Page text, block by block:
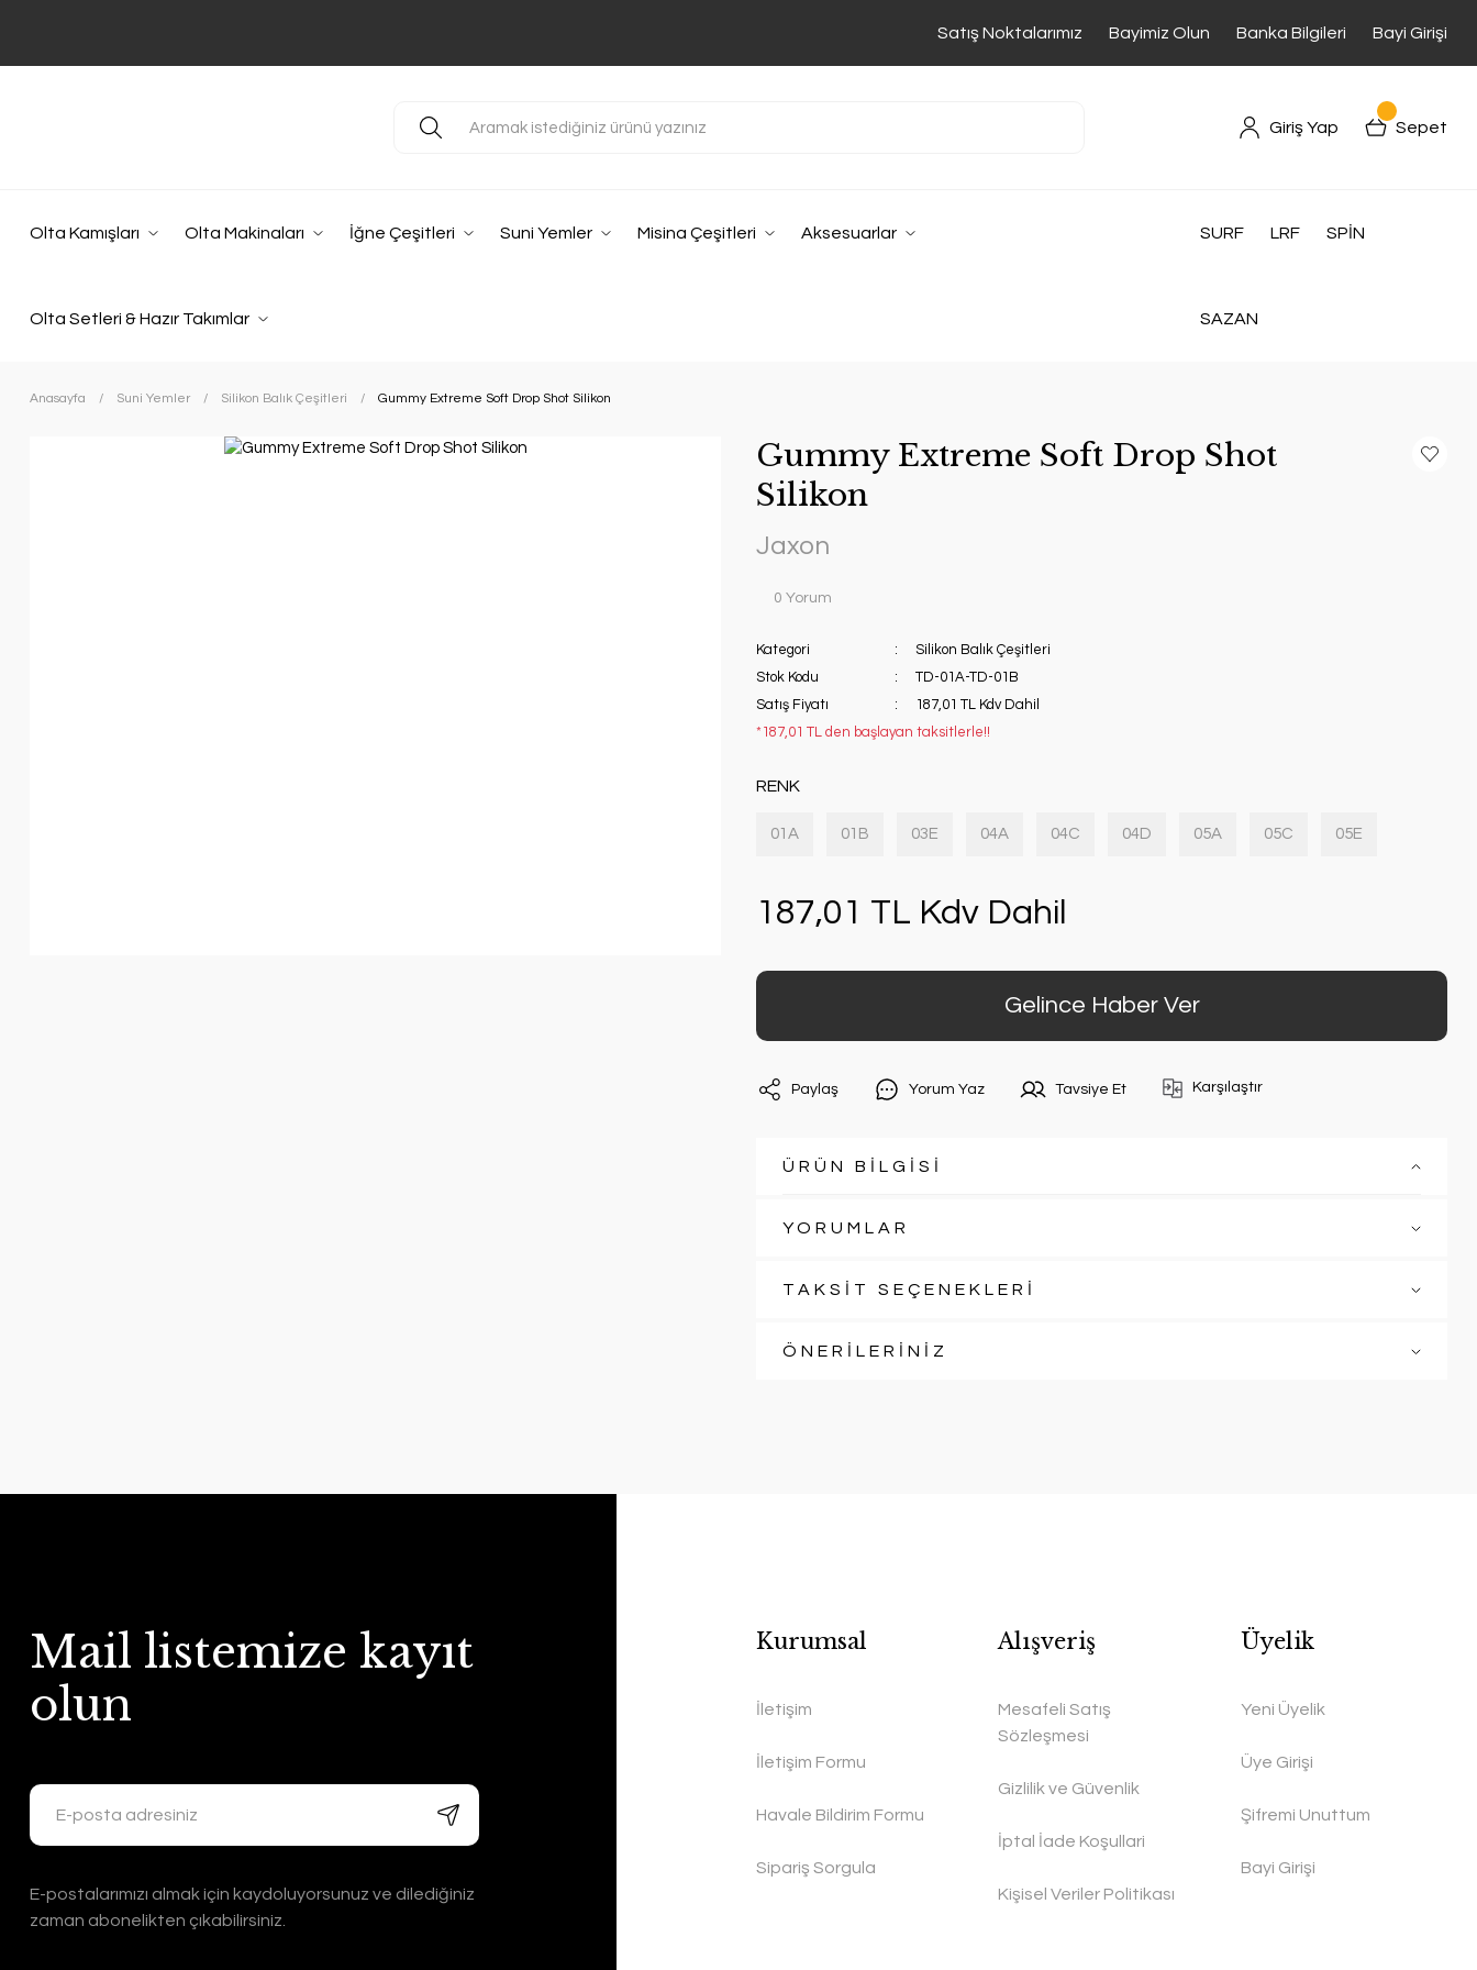
Satış Noktalarımız Bayimiz Olun Banka Bilgileri Bayi Girişi
Giriş Yap Sepet
Olta Kamışları Olta Makinaları İğne Çeşitleri Suni Yemler Misina Çeşitleri Aksesuarlar
Olta Setleri & Hazır Takımlar
SURF LRF SPİN
SAZAN
Anasayfa Suni Yemler Silikon Balık Çeşitleri Gummy Extreme Soft Drop Shot Silikon
Gummy Extreme Soft Drop Shot
Silikon
Jaxon
0 Yorum
Kategori
Silikon Balık Çeşitleri
Stok Kodu
TD-01A-TD-01B
Satış Fiyatı
187,01 TL Kdv Dahil
*187,01 TL den başlayan taksitlerle!!
RENK
01A 01B 03E 04A 04C 04D 05A 05C 05E
187,01 TL Kdv Dahil
Gelince Haber Ver
Paylaş Yorum Yaz Tavsiye Et Karşılaştır
ÜRÜN BİLGİSİ
YORUMLAR
TAKSİT SEÇENEKLERİ
ÖNERİLERİNİZ
Mail listemize kayıt
olun
E-postalarımızı almak için kaydoluyorsunuz ve dilediğiniz
zaman abonelikten çıkabilirsiniz.
Kurumsal
İletişim
İletişim Formu
Havale Bildirim Formu
Sipariş Sorgula
Alışveriş
Mesafeli Satış
Sözleşmesi
Gizlilik ve Güvenlik
İptal İade Koşullari
Kişisel Veriler Politikası
Üyelik
Yeni Üyelik
Üye Girişi
Şifremi Unuttum
Bayi Girişi